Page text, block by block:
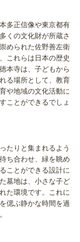
多正信像や東京都有
くの文化財が所蔵さ
められた佐野善左衛
これらは日本の歴史
本寺は、子どもから
る場所として、教育
や地域の文化活動に
ことができるでしょ
たりと集まれるよう
ち合わせ、緑を眺め
ことができる設計に
墓地は、小さな子ど
た環境です。これに
偲ぶ静かな時間を過